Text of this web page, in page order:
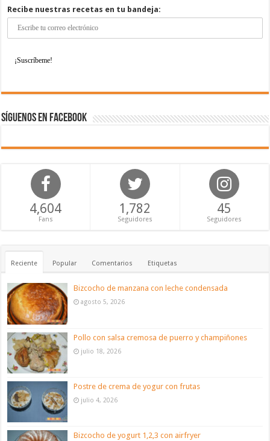
Recibe nuestras recetas en tu bandeja:
Síguenos en Facebook
4,604
Fans
1,782
Seguidores
45
Seguidores
Reciente Popular Comentarios Etiquetas
Bizcocho de manzana con leche condensada
agosto 5, 2026
Pollo con salsa cremosa de puerro y champiñones
julio 18, 2026
Postre de crema de yogur con frutas
julio 4, 2026
Bizcocho de yogurt 1,2,3 con airfryer